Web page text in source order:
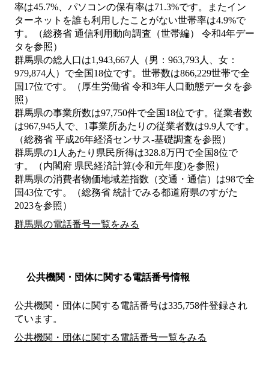
率は45.7%、パソコンの保有率は71.3%です。またイン
ターネットを誰も利用したことがない世帯率は4.9%で
す。（総務省 通信利用動向調査（世帯編） 令和4年デー
タを参照）
群馬県の総人口は1,943,667人（男：963,793人、女：
979,874人）で全国18位です。世帯数は866,229世帯で全
国17位です。（厚生労働省 令和3年人口動態データを参
照）
群馬県の事業所数は97,750件で全国18位です。従業者数
は967,945人で、1事業所あたりの従業者数は9.9人です。
（総務省 平成26年経済センサス‐基礎調査を参照）
群馬県の1人あたり県民所得は328.8万円で全国8位で
す。（内閣府 県民経済計算(令和元年度)を参照）
群馬県の消費者物価地域差指数（交通・通信）は98で全
国43位です。（総務省 統計でみる都道府県のすがた
2023を参照）
群馬県の電話番号一覧をみる
公共機関・団体に関する電話番号情報
公共機関・団体に関する電話番号は335,758件登録され
ています。
公共機関・団体に関する電話番号一覧をみる